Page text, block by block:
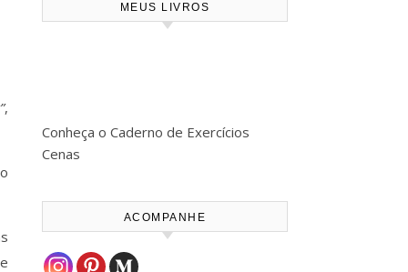
,
MEUS LIVROS
Conheça o Caderno de Exercícios
Cenas
ACOMPANHE